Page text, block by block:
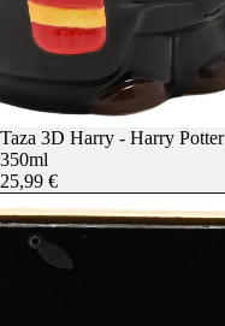
Taza 3D Harry - Harry Potter
350ml
25,99 €